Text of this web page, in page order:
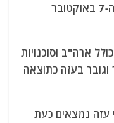
בזמן שישראל צדה את האחראים לפיגועי ה-7 באוקטובר
ארה"ב וסוכנויות
בעזה כתוצאה
מיליון תושבי עזה נמצאים כעת